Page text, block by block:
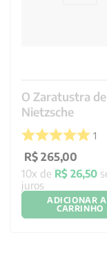
O Zaratustra de
Nietzsche
1
R$ 265,00
10x de R$ 26,50
juros
ADICIONAR
CARRINHO